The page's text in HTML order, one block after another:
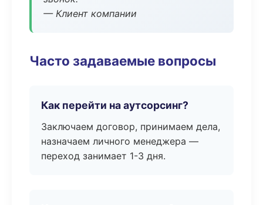
— Клиент компании
Часто задаваемые вопросы
Как перейти на аутсорсинг?
Заключаем договор, принимаем дела,
назначаем личного менеджера —
переход занимает 1-3 дня.